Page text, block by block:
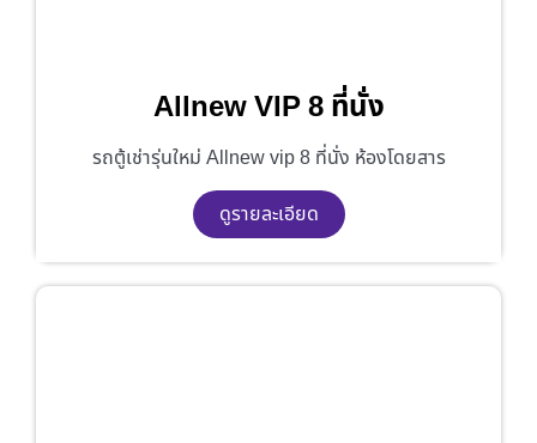
Allnew VIP 8 ที่นั่ง
รถตู้เช่ารุ่นใหม่ Allnew vip 8 ที่นั่ง ห้องโดยสาร
ดูรายละเอียด